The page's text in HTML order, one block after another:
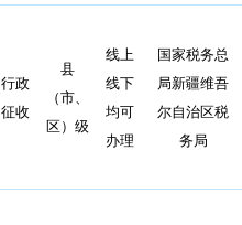
行政
征收
县
（市、
区）级
线上
线下
均可
办理
国家税务总
局新疆维吾
尔自治区税
务局